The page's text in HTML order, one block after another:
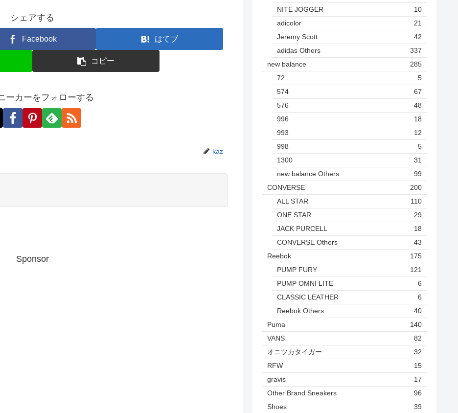
シェアする
Facebook はてブ
コピー
ーカーをフォローする
kaz
Sponsor
NITE JOGGER
10
adicolor
21
Jeremy Scott
42
adidas Others
337
new balance
285
72
5
574
67
576
48
996
18
993
12
998
5
1300
31
new balance Others
99
CONVERSE
200
ALL STAR
110
ONE STAR
29
JACK PURCELL
18
CONVERSE Others
43
Reebok
175
PUMP FURY
121
PUMP OMNI LITE
6
CLASSIC LEATHER
6
Reebok Others
40
Puma
140
VANS
82
オニツカタイガー
32
RFW
15
gravis
17
Other Brand Sneakers
96
Shoes
39